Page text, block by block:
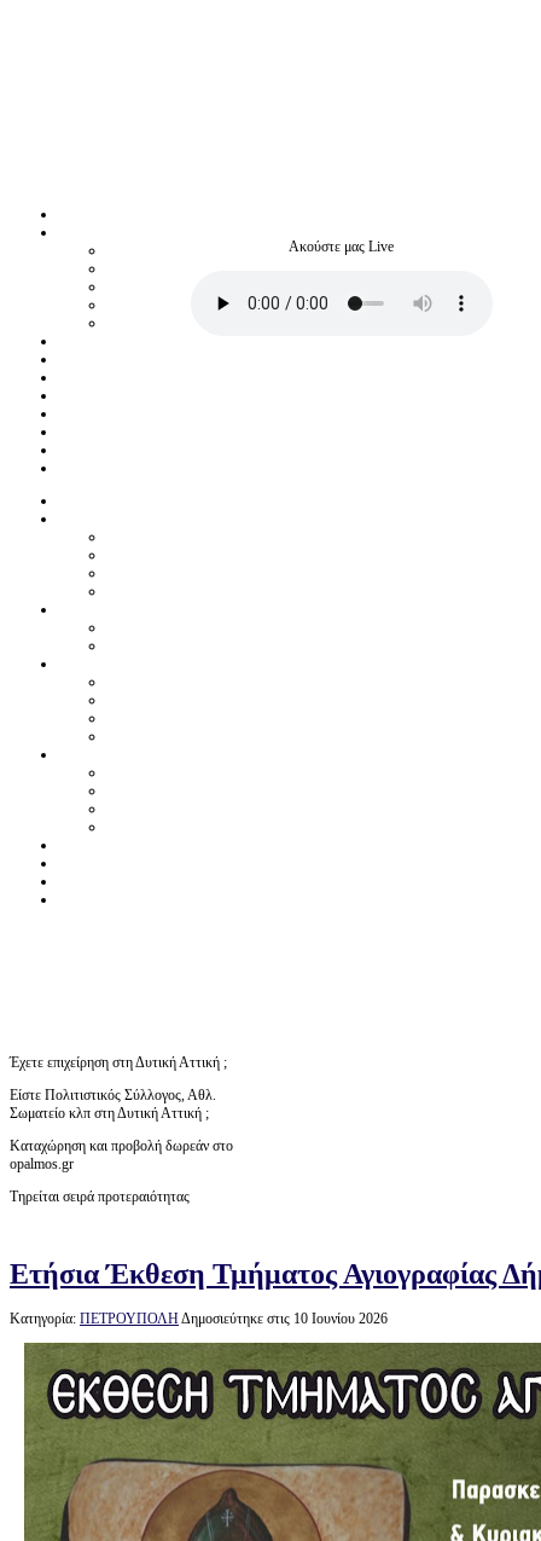
Ακούστε μας Live
Έχετε επιχείρηση στη Δυτική Αττική ;
Είστε Πολιτιστικός Σύλλογος, Αθλ.
Σωματείο κλπ στη Δυτική Αττική ;
Καταχώρηση και προβολή δωρεάν στο
opalmos.gr
Τηρείται σειρά προτεραιότητας
Ετήσια Έκθεση Τμήματος Αγιογραφίας
Κατηγορία: ΠΕΤΡΟΥΠΟΛΗΔημοσιεύτηκε στις 10 Ιουνίου 2026